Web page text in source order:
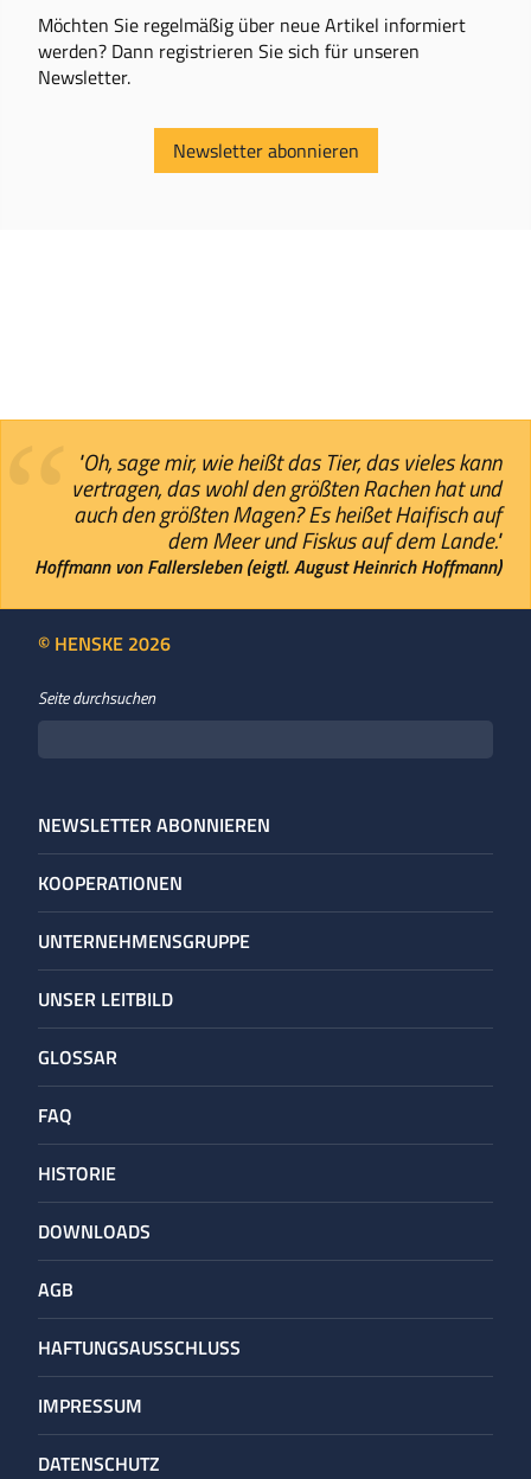
Möchten Sie regelmäßig über neue Artikel informiert
werden? Dann registrieren Sie sich für unseren
Newsletter.
Newsletter abonnieren
"Oh, sage mir, wie heißt das Tier, das vieles kann
vertragen, das wohl den größten Rachen hat und
auch den größten Magen? Es heißet Haifisch auf
dem Meer und Fiskus auf dem Lande."
Hoffmann von Fallersleben (eigtl. August Heinrich Hoffmann)
Seite durchsuchen
© HENSKE 2026
NEWSLETTER ABONNIEREN
KOOPERATIONEN
UNTERNEHMENS­GRUPPE
UNSER LEITBILD
GLOSSAR
FAQ
HISTORIE
DOWNLOADS
AGB
HAFTUNGS­AUSSCHLUSS
IMPRESSUM
DATENSCHUTZ